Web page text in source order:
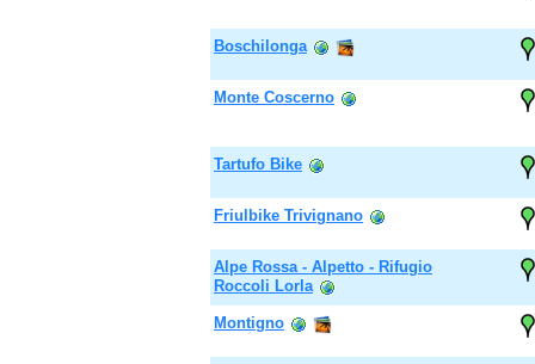
Boschilonga
Monte Coscerno
Tartufo Bike
Friulbike Trivignano
Alpe Rossa - Alpetto - Rifugio
Roccoli Lorla
Montigno